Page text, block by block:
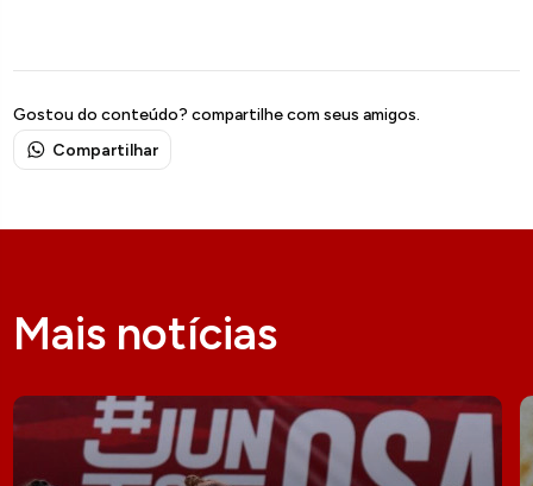
Gostou do conteúdo? compartilhe com seus amigos.
Compartilhar
Mais notícias